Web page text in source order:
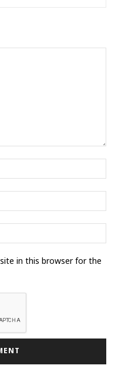
in this browser for the